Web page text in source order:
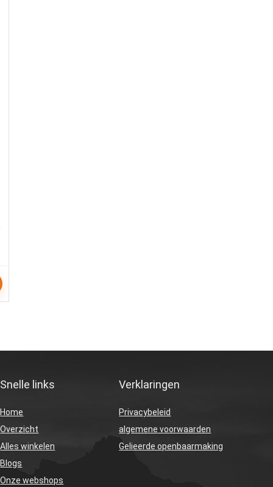
Snelle links
Home
Overzicht
Alles winkelen
Blogs
Onze webshops
Verklaringen
Privacybeleid
algemene voorwaarden
Gelieerde openbaarmaking